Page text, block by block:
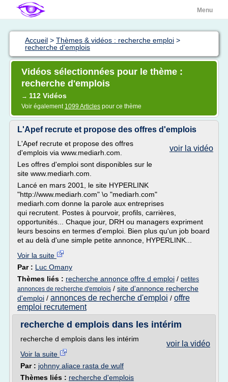
Menu
Accueil > Thèmes & vidéos : recherche emploi >
recherche d'emplois
Vidéos sélectionnées pour le thème :
recherche d'emplois
→ 112 Vidéos
Voir également 1099 Articles pour ce thème
L'Apef recrute et propose des offres d'emplois
voir la vidéo
L'Apef recrute et propose des offres
d'emplois via www.mediarh.com.
Les offres d'emploi sont disponibles sur le
site www.mediarh.com.
Lancé en mars 2001, le site HYPERLINK
"http://www.mediarh.com" \o "mediarh.com"
mediarh.com donne la parole aux entreprises
qui recrutent. Postes à pourvoir, profils, carrières,
opportunités... Chaque jour, DRH ou managers expriment
leurs besoins en termes d'emploi. Bien plus qu'un job board
et au delà d'une simple petite annonce, HYPERLINK...
Voir la suite
Par : Luc Omany
Thèmes liés : recherche annonce offre d emploi / petites
annonces de recherche d'emplois / site d'annonce recherche
d'emploi / annonces de recherche d'emploi / offre
emploi recrutement
recherche d emplois dans les intérim
voir la vidéo
recherche d emplois dans les intérim
Voir la suite
Par : johnny aliace rasta de wulf
Thèmes liés : recherche d'emplois